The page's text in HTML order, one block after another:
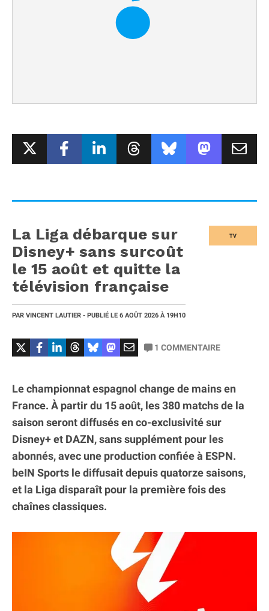
TV
La Liga débarque sur
Disney+ sans surcoût
le 15 août et quitte la
télévision française
PAR VINCENT LAUTIER - PUBLIÉ LE 6 AOÛT 2026 À 19H10
1 COMMENTAIRE
Le championnat espagnol change de mains en
France. À partir du 15 août, les 380 matchs de la
saison seront diffusés en co-exclusivité sur
Disney+ et DAZN, sans supplément pour les
abonnés, avec une production confiée à ESPN.
beIN Sports le diffusait depuis quatorze saisons,
et la Liga disparaît pour la première fois des
chaînes classiques.